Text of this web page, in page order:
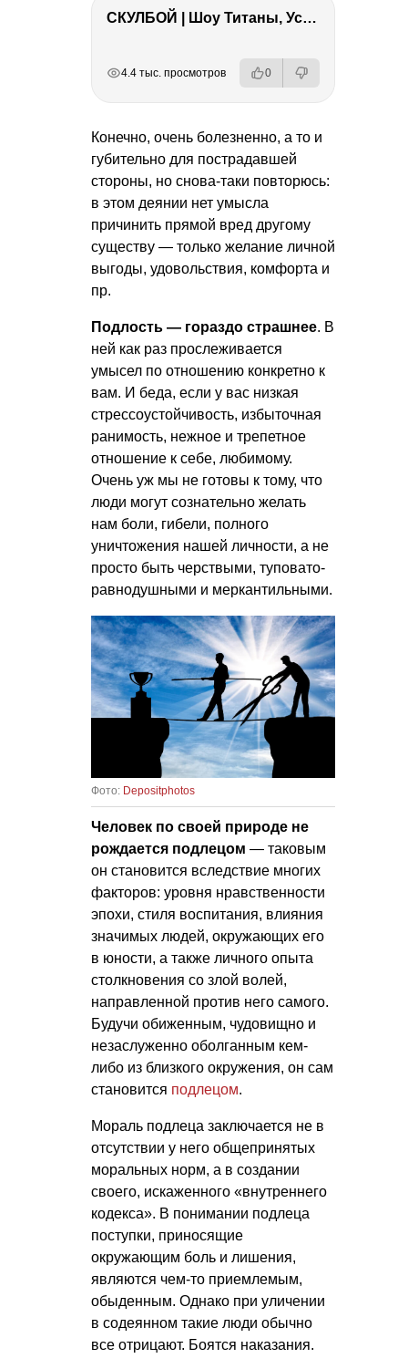
СКУЛБОЙ | Шоу Титаны, Усейн Болт, Ларрат, Зашквар!
4.4 тыс. просмотров 0
Конечно, очень болезненно, а то и
губительно для пострадавшей
стороны, но снова-таки повторюсь:
в этом деянии нет умысла
причинить прямой вред другому
существу — только желание личной
выгоды, удовольствия, комфорта и
пр.
Подлость — гораздо страшнее. В
ней как раз прослеживается
умысел по отношению конкретно к
вам. И беда, если у вас низкая
стрессоустойчивость, избыточная
ранимость, нежное и трепетное
отношение к себе, любимому.
Очень уж мы не готовы к тому, что
люди могут сознательно желать
нам боли, гибели, полного
уничтожения нашей личности, а не
просто быть черствыми, туповато-
равнодушными и меркантильными.
Фото: Depositphotos
Человек по своей природе не
рождается подлецом — таковым
он становится вследствие многих
факторов: уровня нравственности
эпохи, стиля воспитания, влияния
значимых людей, окружающих его
в юности, а также личного опыта
столкновения со злой волей,
направленной против него самого.
Будучи обиженным, чудовищно и
незаслуженно оболганным кем-
либо из близкого окружения, он сам
становится подлецом.
Мораль подлеца заключается не в
отсутствии у него общепринятых
моральных норм, а в создании
своего, искаженного «внутреннего
кодекса». В понимании подлеца
поступки, приносящие
окружающим боль и лишения,
являются чем-то приемлемым,
обыденным. Однако при уличении
в содеянном такие люди обычно
все отрицают. Боятся наказания.